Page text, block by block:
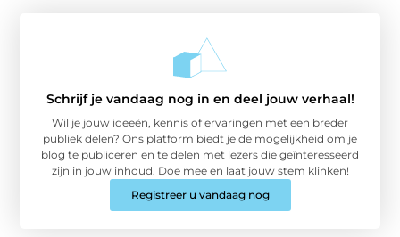
Schrijf je vandaag nog in en deel jouw verhaal!
Wil je jouw ideeën, kennis of ervaringen met een breder
publiek delen? Ons platform biedt je de mogelijkheid om je
blog te publiceren en te delen met lezers die geïnteresseerd
zijn in jouw inhoud. Doe mee en laat jouw stem klinken!
Registreer u vandaag nog